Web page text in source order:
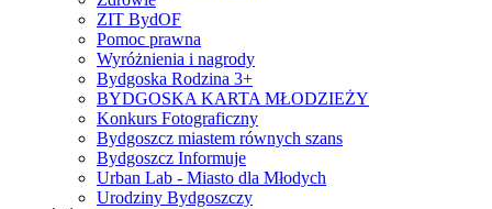
ZIT BydOF
Pomoc prawna
Wyróżnienia i nagrody
Bydgoska Rodzina 3+
BYDGOSKA KARTA MŁODZIEŻY
Konkurs Fotograficzny
Bydgoszcz miastem równych szans
Bydgoszcz Informuje
Urban Lab - Miasto dla Młodych
Urodziny Bydgoszczy